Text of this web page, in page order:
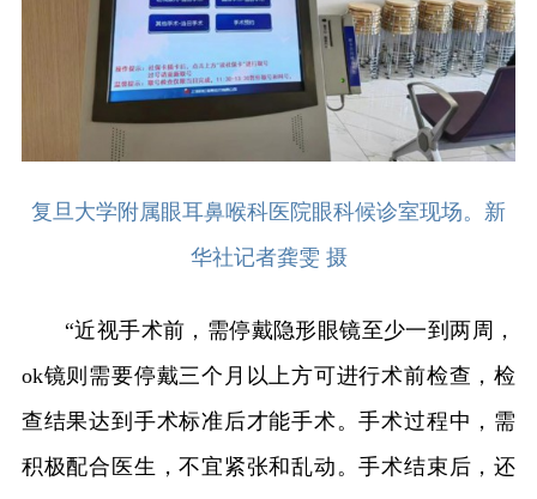
复旦大学附属眼耳鼻喉科医院眼科候诊室现场。新
华社记者龚雯 摄
“近视手术前，需停戴隐形眼镜至少一到两周，
ok镜则需要停戴三个月以上方可进行术前检查，检
查结果达到手术标准后才能手术。手术过程中，需
积极配合医生，不宜紧张和乱动。手术结束后，还